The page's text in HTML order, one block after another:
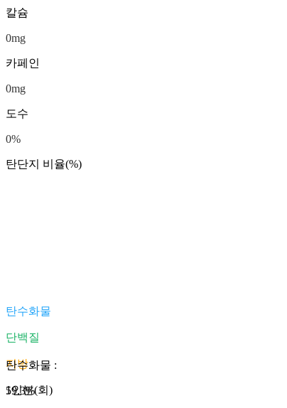
칼슘
0mg
카페인
0mg
도수
0%
탄단지 비율(%)
탄수화물
단백질
지방
1인분(회)
탄수화물 :
59.3%